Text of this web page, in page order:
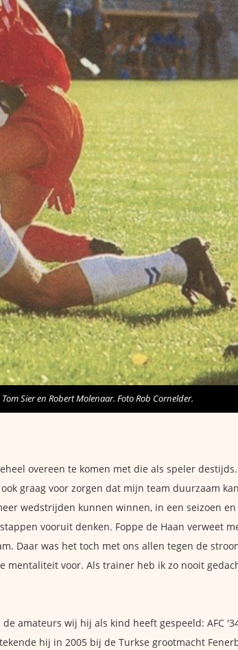
Sier en Robert Molenaar. Foto Rob Cornelder.
overeen te komen met die als speler
graag voor zorgen dat mijn team duurzaam
wedstrijden kunnen winnen, in een seizoen
vooruit denken. Foppe de Haan verweet
Daar was het toch met ons allen tegen de
voor. Als trainer heb ik zo nooit
amateurs wij hij als kind heeft gespeeld: AFC
hij in 2005 bij de Turkse grootmacht